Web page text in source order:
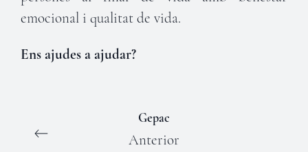
emocional i qualitat de vida.
Ens ajudes a ajudar?
Gepac
Anterior